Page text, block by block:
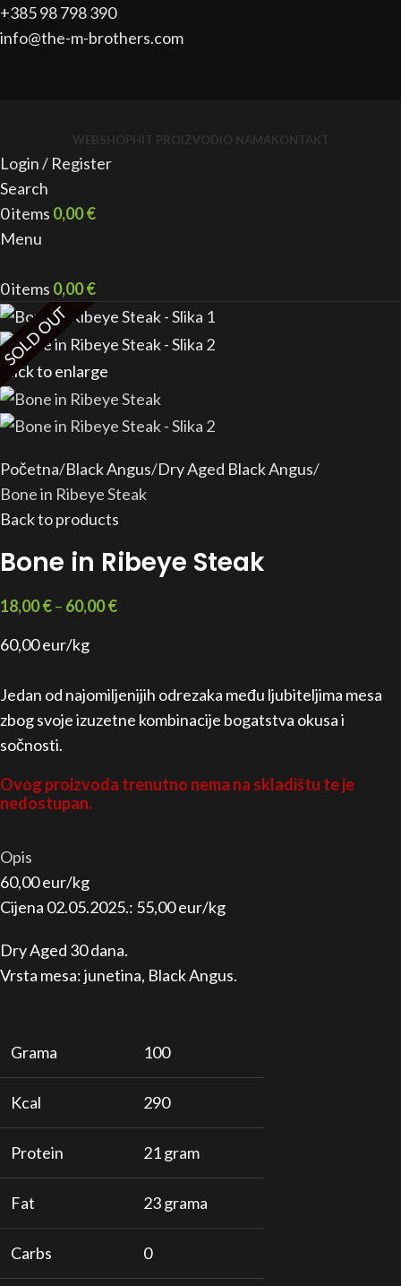
+385 98 798 390
info@the-m-brothers.com
WEBSHOPHIT PROIZVODIO NAMAKONTAKT
Login / Register
Search
0items 0,00€
Menu
0items 0,00€
SOLD OUT
Click to enlarge
Početna Black Angus Dry Aged Black Angus
Bone in Ribeye Steak
Back to products
Bone in Ribeye Steak
18,00€– 60,00€
60,00 eur/kg
Jedan od najomiljenijih odrezaka među ljubiteljima mesa
zbog svoje izuzetne kombinacije bogatstva okusa i
sočnosti.
Ovog proizvoda trenutno nema na skladištu te je
nedostupan.
Opis
60,00 eur/kg
Cijena 02.05.2025.: 55,00 eur/kg
Dry Aged 30 dana.
Vrsta mesa: junetina, Black Angus.
Grama 100
Kcal 290
Protein 21 gram
Fat 23 grama
Carbs 0